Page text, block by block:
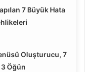
7 Büyük Hata
Oluşturucu, 7
Öğün